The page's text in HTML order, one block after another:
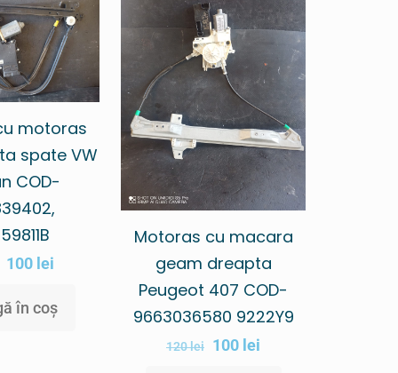
motoras
spate VW
COD-
100 lei
în coș
Motoras cu macara
geam dreapta
Peugeot 407 COD-
9663036580 9222Y9
120lei 100 lei